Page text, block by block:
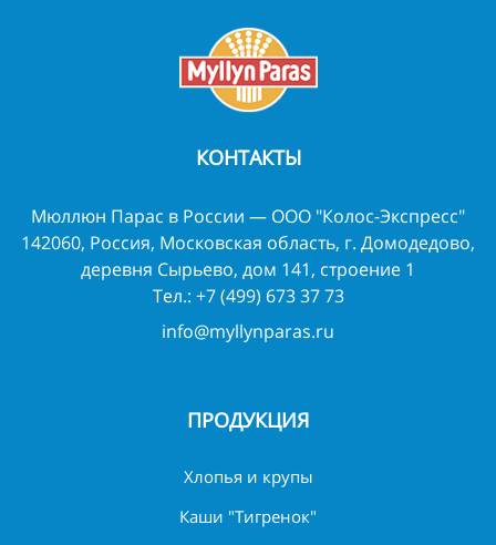
КОНТАКТЫ
Мюллюн Парас в России — ООО "Колос-Экспресс"
142060, Россия, Московская область, г. Домодедово,
деревня Сырьево, дом 141, строение 1
Тел.: +7 (499) 673 37 73
info@myllynparas.ru
ПРОДУКЦИЯ
Хлопья и крупы
Каши "Тигренок"